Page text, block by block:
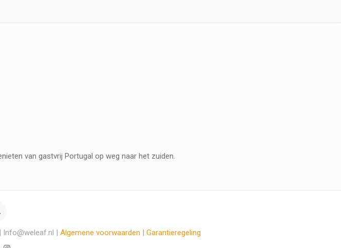
van gastvrij Portugal op weg naar het zuiden.
Info@weleaf.nl | Algemene voorwaarden | Garantieregeling